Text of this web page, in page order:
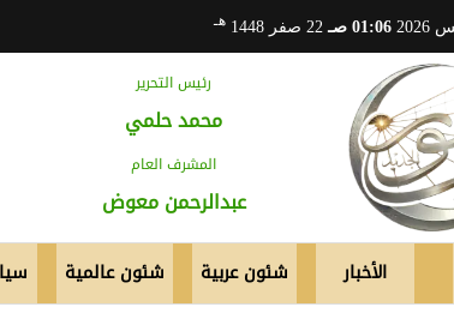
01:06 صـ 22 صفر 1448 هـ
رئيس التحرير
محمد حلمي
المشرف العام
عبدالرحمن معوض
الأخبار شئون عربية شئون عالمية